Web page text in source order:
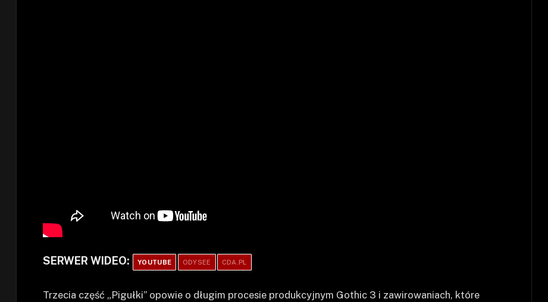
SERWER WIDEO: YOUTUBE ODYSEE CDA.PL
Trzecia część „Pigułki” opowie o długim procesie produkcyjnym Gothic 3 i zawirowaniach, które